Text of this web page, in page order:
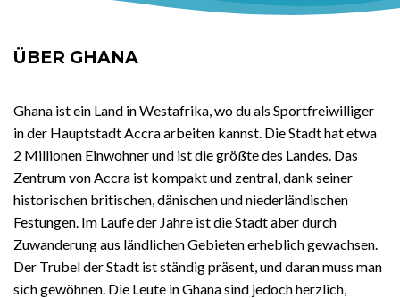
ÜBER GHANA
Ghana ist ein Land in Westafrika, wo du als Sportfreiwilliger
in der Hauptstadt Accra arbeiten kannst. Die Stadt hat etwa
2 Millionen Einwohner und ist die größte des Landes. Das
Zentrum von Accra ist kompakt und zentral, dank seiner
historischen britischen, dänischen und niederländischen
Festungen. Im Laufe der Jahre ist die Stadt aber durch
Zuwanderung aus ländlichen Gebieten erheblich gewachsen.
Der Trubel der Stadt ist ständig präsent, und daran muss man
sich gewöhnen. Die Leute in Ghana sind jedoch herzlich,